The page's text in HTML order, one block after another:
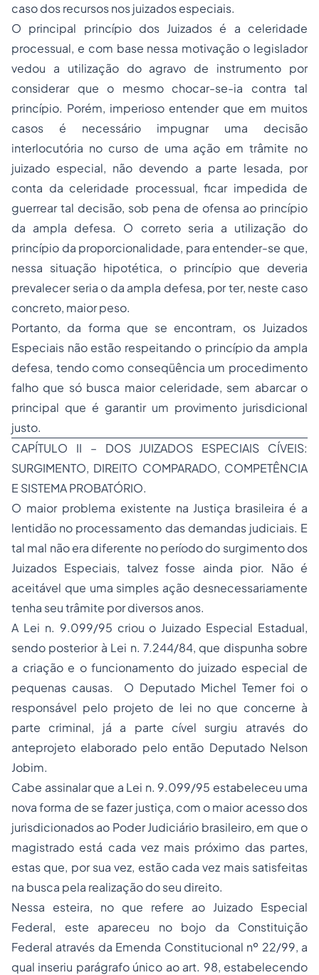
caso dos recursos nos juizados especiais.
O principal princípio dos Juizados é a celeridade
processual, e com base nessa motivação o legislador
vedou a utilização do agravo de instrumento por
considerar que o mesmo chocar-se-ia contra tal
princípio. Porém, imperioso entender que em muitos
casos é necessário impugnar uma decisão
interlocutória no curso de uma ação em trâmite no
juizado especial, não devendo a parte lesada, por
conta da celeridade processual, ficar impedida de
guerrear tal decisão, sob pena de ofensa ao princípio
da ampla defesa. O correto seria a utilização do
princípio da proporcionalidade, para entender-se que,
nessa situação hipotética, o princípio que deveria
prevalecer seria o da ampla defesa, por ter, neste caso
concreto, maior peso.
Portanto, da forma que se encontram, os Juizados
Especiais não estão respeitando o princípio da ampla
defesa, tendo como conseqüência um procedimento
falho que só busca maior celeridade, sem abarcar o
principal que é garantir um provimento jurisdicional
justo.
CAPÍTULO II – DOS JUIZADOS ESPECIAIS CÍVEIS:
SURGIMENTO, DIREITO COMPARADO, COMPETÊNCIA
E SISTEMA PROBATÓRIO.
O maior problema existente na Justiça brasileira é a
lentidão no processamento das demandas judiciais. E
tal mal não era diferente no período do surgimento dos
Juizados Especiais, talvez fosse ainda pior. Não é
aceitável que uma simples ação desnecessariamente
tenha seu trâmite por diversos anos.
A Lei n. 9.099/95 criou o Juizado Especial Estadual,
sendo posterior à Lei n. 7.244/84, que dispunha sobre
a criação e o funcionamento do juizado especial de
pequenas causas. O Deputado Michel Temer foi o
responsável pelo projeto de lei no que concerne à
parte criminal, já a parte cível surgiu através do
anteprojeto elaborado pelo então Deputado Nelson
Jobim.
Cabe assinalar que a Lei n. 9.099/95 estabeleceu uma
nova forma de se fazer justiça, com o maior acesso dos
jurisdicionados ao Poder Judiciário brasileiro, em que o
magistrado está cada vez mais próximo das partes,
estas que, por sua vez, estão cada vez mais satisfeitas
na busca pela realização do seu direito.
Nessa esteira, no que refere ao Juizado Especial
Federal, este apareceu no bojo da Constituição
Federal através da Emenda Constitucional nº 22/99, a
qual inseriu parágrafo único ao art. 98, estabelecendo